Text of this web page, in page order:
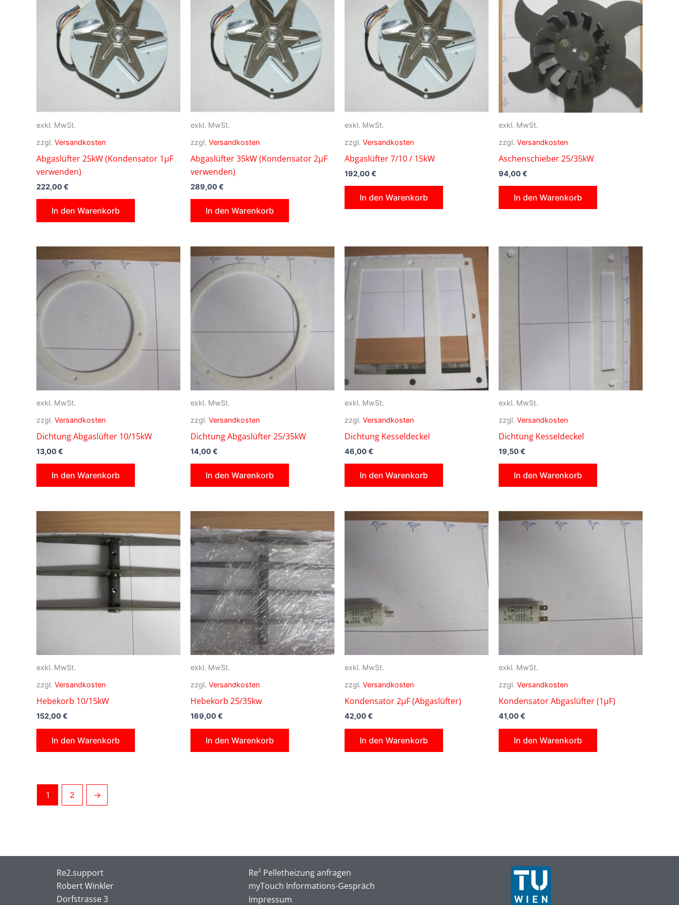
exkl. MwSt.
zzgl. Versandkosten
Abgaslüfter 25kW (Kondensator 1µF
verwenden)
222,00€
In den Warenkorb
exkl. MwSt.
zzgl. Versandkosten
Abgaslüfter 35kW (Kondensator 2µF
verwenden)
289,00€
In den Warenkorb
exkl. MwSt.
zzgl. Versandkosten
Abgaslüfter 7/10 / 15kW
192,00€
In den Warenkorb
exkl. MwSt.
zzgl. Versandkosten
Aschenschieber 25/35kW
94,00€
In den Warenkorb
exkl. MwSt.
zzgl. Versandkosten
Dichtung Abgaslüfter 10/15kW
13,00€
In den Warenkorb
exkl. MwSt.
zzgl. Versandkosten
Dichtung Abgaslüfter 25/35kW
14,00€
In den Warenkorb
exkl. MwSt.
zzgl. Versandkosten
Dichtung Kesseldeckel
46,00€
In den Warenkorb
exkl. MwSt.
zzgl. Versandkosten
Dichtung Kesseldeckel
19,50€
In den Warenkorb
exkl. MwSt.
zzgl. Versandkosten
Hebekorb 10/15kW
152,00€
In den Warenkorb
exkl. MwSt.
zzgl. Versandkosten
Hebekorb 25/35kw
169,00€
In den Warenkorb
exkl. MwSt.
zzgl. Versandkosten
Kondensator 2µF (Abgaslüfter)
42,00€
In den Warenkorb
exkl. MwSt.
zzgl. Versandkosten
Kondensator Abgaslüfter (1µF)
41,00€
In den Warenkorb
1 2 →
Re2.support
Robert Winkler
Dorfstrasse 3
Re² Pelletheizung anfragen
myTouch Informations-Gespräch
Impressum